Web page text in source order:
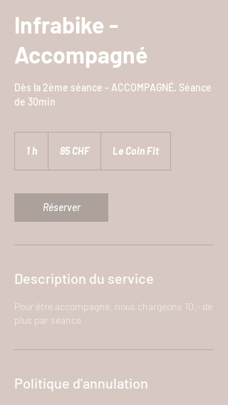
Infrabike -
Accompagné
Dès la 2ème séance - ACCOMPAGNÉ. Séance
de 30min
1 h
suisses85 CHF Le Coin Fit
Réserver
Description du service
Pour être accompagné, nous chargeons 10.- de
plus par séance
Politique d'annulation